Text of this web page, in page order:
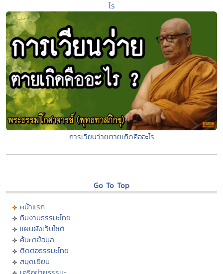
โร
การเวียนว่ายตายเกิดคืออะไร
Go To Top
หน้าแรก
ทีมงานธรรมะไทย
แผนผังเว็บไซต์
ค้นหาข้อมูล
ติดต่อธรรมะไทย
สมุดเยี่ยม